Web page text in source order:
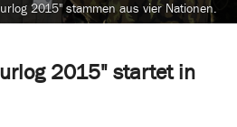
2015" startet in
2015" stammen aus vier Nationen.